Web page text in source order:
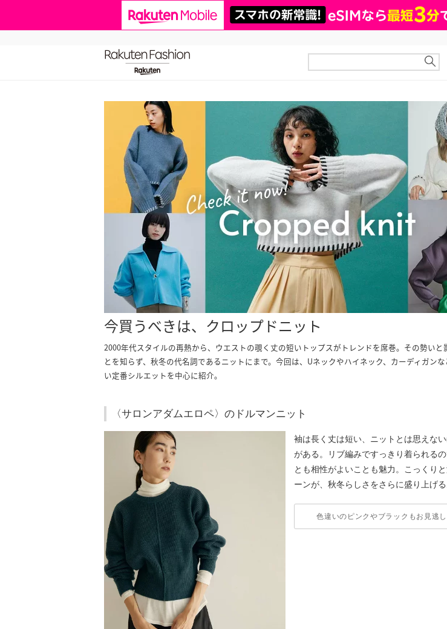
今買うべきは、クロップドニット
2000年代スタイルの再熱から、ウエストの覗く丈の短いトップスがトレンドを席巻。その勢いと
とを知らず、秋冬の代名詞であるニットにまで。今回は、Uネックやハイネック、カーディガン
い定番シルエットを中心に紹介。
〈サロンアダムエロペ〉のドルマンニット
袖は長く丈は短い、ニットとは思えな
がある。リブ編みですっきり着られる
とも相性がよいことも魅力。こっくり
ーンが、秋冬らしさをさらに盛り上げる
色違いのピンクやブラックもお見逃し